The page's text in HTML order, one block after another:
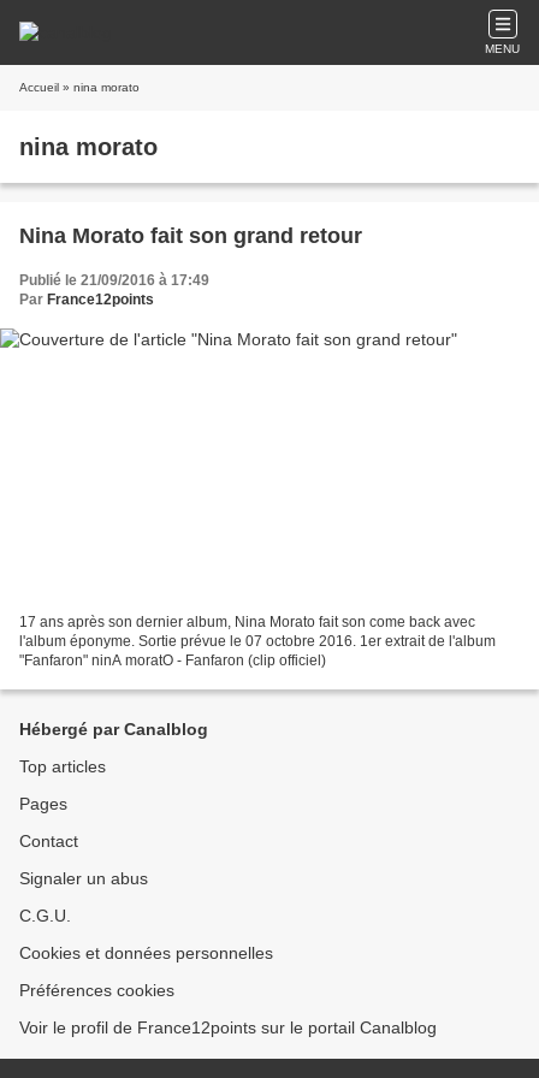
MENU
Accueil » nina morato
nina morato
Nina Morato fait son grand retour
Publié le 21/09/2016 à 17:49
Par France12points
17 ans après son dernier album, Nina Morato fait son come back avec
l'album éponyme. Sortie prévue le 07 octobre 2016. 1er extrait de l'album
"Fanfaron" ninA moratO - Fanfaron (clip officiel)
Hébergé par Canalblog
Top articles
Pages
Contact
Signaler un abus
C.G.U.
Cookies et données personnelles
Préférences cookies
Voir le profil de France12points sur le portail Canalblog